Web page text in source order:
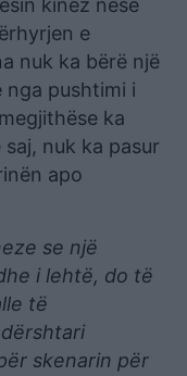
kinez nëse
e
nuk ka bërë një
pushtimi i
ka
nuk ka pasur
apo
se një
i lehtë, do të
të
skenarin për